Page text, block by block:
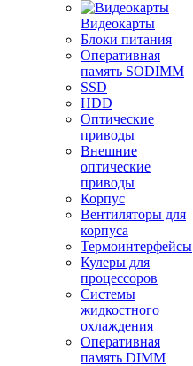
Видеокарты
Блоки питания
Оперативная
память SODIMM
SSD
HDD
Оптические
приводы
Внешние
оптические
приводы
Корпус
Вентиляторы для
корпуса
Термоинтерфейсы
Кулеры для
процессоров
Системы
жидкостного
охлаждения
Оперативная
память DIMM